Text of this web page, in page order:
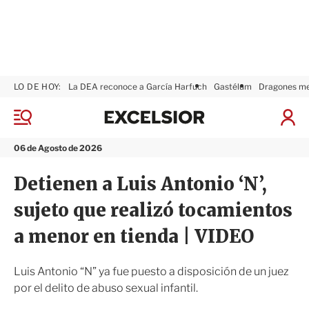
M
n
06 de Agosto de 2026
LO DE HOY: La DEA reconoce a García Harfuch Gastélum Dragones
I
S
ó
x
i
r
Detienen a Luis Antonio ‘N’,
sujeto que realizó tocamientos
a menor en tienda | VIDEO
Luis Antonio “N” ya fue puesto a disposición de un juez
por el delito de abuso sexual infantil.